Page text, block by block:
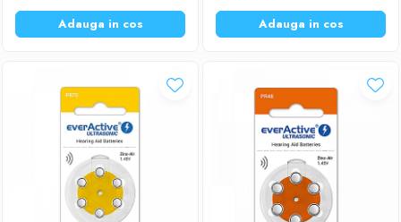
Adauga in cos Adauga in cos